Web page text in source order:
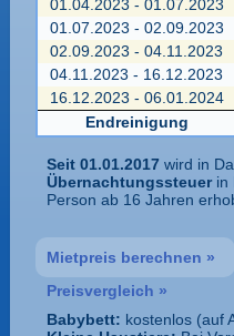
01.04.2023 - 01.07.2023
01.07.2023 - 02.09.2023
02.09.2023 - 04.11.2023
04.11.2023 - 16.12.2023
16.12.2023 - 06.01.2024
Endreinigung
Seit 01.01.2017 wird in
Übernachtungssteuerin
Person ab 16 Jahren
Mietpreis berechnen »
Preisvergleich »
Babybett: kostenlos (auf